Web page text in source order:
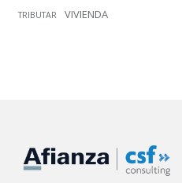
TRIBUTAR
VIVIENDA